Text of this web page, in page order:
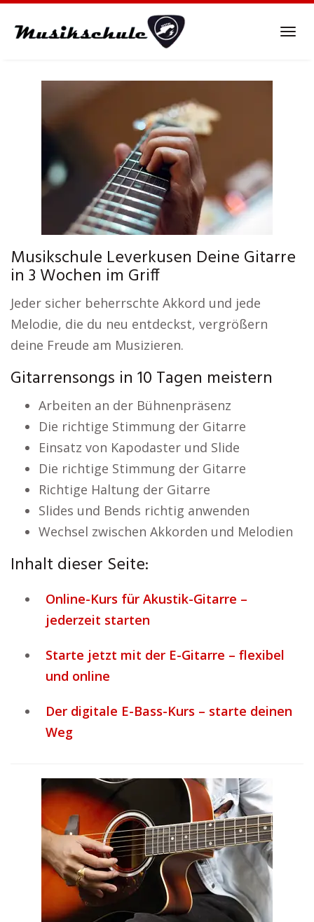
Musikschule Leverkusen Deine Gitarre
in 3 Wochen im Griff
Jeder sicher beherrschte Akkord und jede
Melodie, die du neu entdeckst, vergrößern
deine Freude am Musizieren.
Gitarrensongs in 10 Tagen meistern
Arbeiten an der Bühnenpräsenz
Die richtige Stimmung der Gitarre
Einsatz von Kapodaster und Slide
Die richtige Stimmung der Gitarre
Richtige Haltung der Gitarre
Slides und Bends richtig anwenden
Wechsel zwischen Akkorden und Melodien
Inhalt dieser Seite:
Online-Kurs für Akustik-Gitarre –
jederzeit starten
Starte jetzt mit der E-Gitarre – flexibel
und online
Der digitale E-Bass-Kurs – starte deinen
Weg